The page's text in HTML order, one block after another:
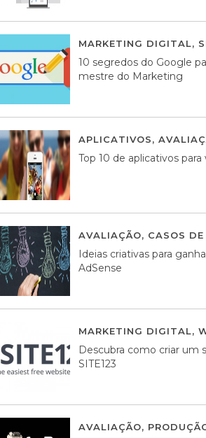
MARKETING DIGITAL,
10 segredos do Google
mestre do Marketing
APLICATIVOS,
Top 10 de aplicativos
AVALIAÇÃO, CASOS
Ideias criativas para
AdSense
MARKETING DIGITAL,
Descubra como criar um
SITE123
AVALIAÇÃO,